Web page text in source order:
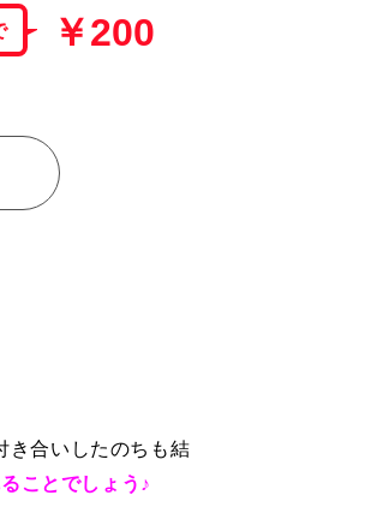
￥200
き合いしたのちも結
ことでしょう♪